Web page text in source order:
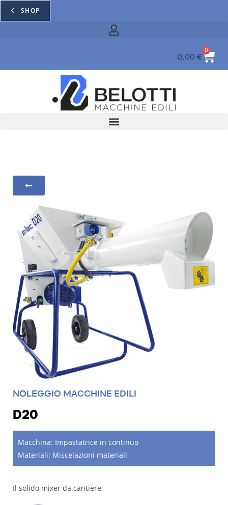
SHOP
0,00€
0
NOLEGGIO MACCHINE EDILI
D20
Macchina: Impastatrice in continuo
Materiali: Miscelazioni materiali
Il solido mixer da cantiere